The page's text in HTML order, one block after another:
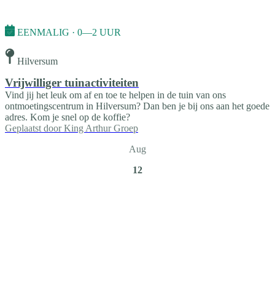
EENMALIG · 0—2 UUR
Hilversum
Vrijwilliger tuinactiviteiten
Vind jij het leuk om af en toe te helpen in de tuin van ons
ontmoetingscentrum in Hilversum? Dan ben je bij ons aan het goede
adres. Kom je snel op de koffie?
Geplaatst door King Arthur Groep
Aug
12